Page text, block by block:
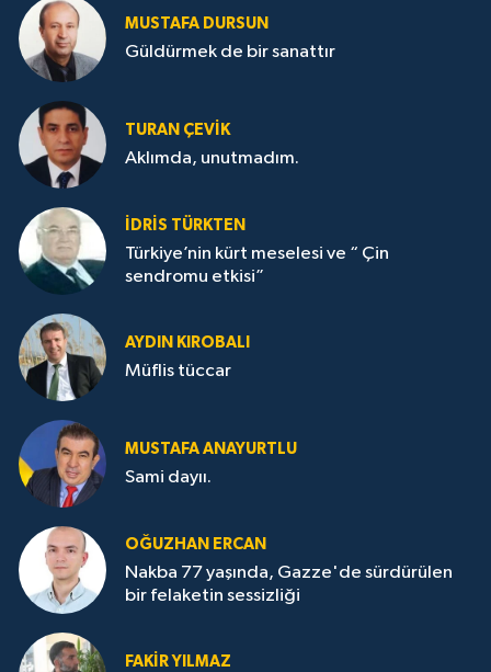
MUSTAFA DURSUN
Güldürmek de bir sanattır
TURAN ÇEVİK
Aklımda, unutmadım.
İDRİS TÜRKTEN
Türkiye’nin kürt meselesi ve “ Çin
sendromu etkisi”
AYDIN KIROBALI
Müflis tüccar
MUSTAFA ANAYURTLU
Sami dayıı.
OĞUZHAN ERCAN
Nakba 77 yaşında, Gazze'de sürdürülen
bir felaketin sessizliği
FAKİR YILMAZ